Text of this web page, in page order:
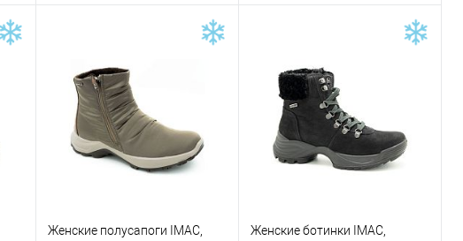
Женские полусапоги IMAC,
Женские ботинки IMAC,